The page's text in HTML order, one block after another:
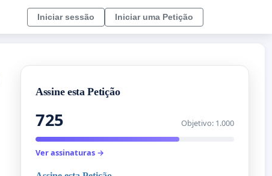
Iniciar sessão Iniciar uma Petição
Assine esta Petição
725 Objetivo: 1.000
Ver assinaturas →